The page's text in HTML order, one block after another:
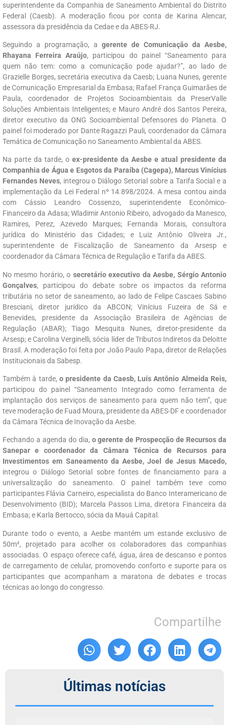
superintendente da Companhia de Saneamento Ambiental do Distrito
Federal (Caesb). A moderação ficou por conta de Karina Alencar,
assessora da presidência da Cedae e da ABES-RJ.
Seguindo a programação, a gerente de Comunicação da Aesbe,
Rhayana Ferreira Araújo, participou do painel “Saneamento para
quem não tem: como a comunicação pode ajudar?”, ao lado de
Grazielle Borges, secretária executiva da Caesb; Luana Nunes, gerente
de Comunicação Empresarial da Embasa; Rafael França Guimarães de
Paula, coordenador de Projetos Socioambientais da PreserValle
Soluções Ambientais Inteligentes; e Mauro André dos Santos Pereira,
diretor executivo da ONG Socioambiental Defensores do Planeta. O
painel foi moderado por Dante Ragazzi Pauli, coordenador da Câmara
Temática de Comunicação no Saneamento Ambiental da ABES.
Na parte da tarde, o ex-presidente da Aesbe e atual presidente da
Companhia de Água e Esgotos da Paraíba (Cagepa), Marcus Vinícius
Fernandes Neves, integrou o Diálogo Setorial sobre a Tarifa Social e a
implementação da Lei Federal nº 14.898/2024. A mesa contou ainda
com Cássio Leandro Cossenzo, superintendente Econômico-
Financeiro da Adasa; Wladimir Antonio Ribeiro, advogado da Manesco,
Ramires, Perez, Azevedo Marques; Fernanda Morais, consultora
jurídica do Ministério das Cidades; e Luiz Antônio Oliveira Jr.,
superintendente de Fiscalização de Saneamento da Arsesp e
coordenador da Câmara Técnica de Regulação e Tarifa da ABES.
No mesmo horário, o secretário executivo da Aesbe, Sérgio Antonio
Gonçalves, participou do debate sobre os impactos da reforma
tributária no setor de saneamento, ao lado de Felipe Cascaes Sabino
Bresciani, diretor jurídico da ABCON; Vinícius Fuzeira de Sá e
Benevides, presidente da Associação Brasileira de Agências de
Regulação (ABAR); Tiago Mesquita Nunes, diretor-presidente da
Arsesp; e Carolina Verginelli, sócia líder de Tributos Indiretos da Deloitte
Brasil. A moderação foi feita por João Paulo Papa, diretor de Relações
Institucionais da Sabesp.
Também à tarde, o presidente da Caesb, Luís Antônio Almeida Reis,
participou do painel “Saneamento Integrado como ferramenta de
implantação dos serviços de saneamento para quem não tem”, que
teve moderação de Fuad Moura, presidente da ABES-DF e coordenador
da Câmara Técnica de Inovação da Aesbe.
Fechando a agenda do dia, o gerente de Prospecção de Recursos da
Sanepar e coordenador da Câmara Técnica de Recursos para
Investimentos em Saneamento da Aesbe, Joel de Jesus Macedo,
integrou o Diálogo Setorial sobre fontes de financiamento para a
universalização do saneamento. O painel também teve como
participantes Flávia Carneiro, especialista do Banco Interamericano de
Desenvolvimento (BID); Marcela Passos Lima, diretora Financeira da
Embasa; e Karla Bertocco, sócia da Mauá Capital.
Durante todo o evento, a Aesbe mantém um estande exclusivo de
50m², projetado para acolher os colaboradores das companhias
associadas. O espaço oferece café, água, área de descanso e pontos
de carregamento de celular, promovendo conforto e suporte para os
participantes que acompanham a maratona de debates e trocas
técnicas ao longo do congresso.
Compartilhe
Últimas notícias